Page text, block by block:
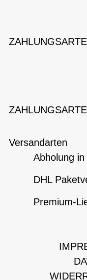
Versandarten
Abholung
DHL
Premium-